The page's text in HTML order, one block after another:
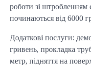
роботи зі
починаються від 6000
Додаткові послуги:
гривень, прокладка
метр, підняття на